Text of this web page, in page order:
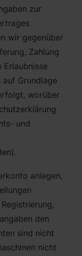
zur
wir gegenüber
Zahlung
Erlaubnisse
auf Grundlage
worüber
und
anlegen,
den
sind nicht
nicht